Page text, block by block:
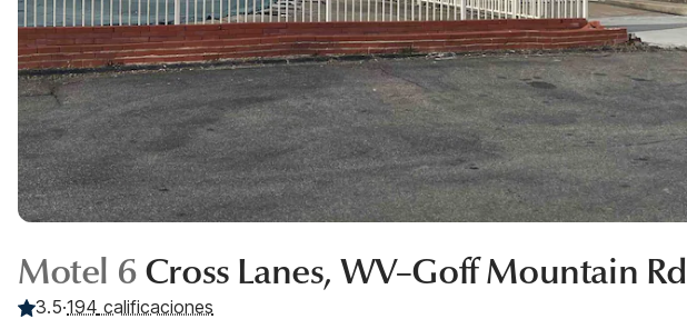
Motel 6 Cross Lanes, WV–Goff Mountain Rd
3.5·194 calificaciones